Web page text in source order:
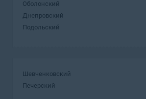
Оболонский
Днепровский
Подольский
Шевченковский
Печерский